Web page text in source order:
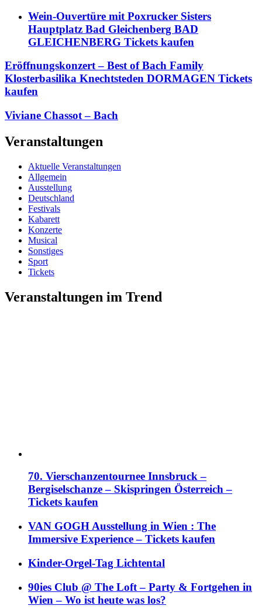
Wein-Ouvertüre mit Poxrucker Sisters
Hauptplatz Bad Gleichenberg BAD
GLEICHENBERG Tickets kaufen
Eröffnungskonzert – Best of Bach Family
Klosterbasilika Knechtsteden DORMAGEN Tickets
kaufen
Viviane Chassot – Bach
Veranstaltungen
Aktuelle Veranstaltungen
Allgemein
Ausstellung
Deutschland
Festivals
Kabarett
Konzerte
Musical
Sonstiges
Sport
Tickets
Veranstaltungen im Trend
70. Vierschanzentournee Innsbruck –
Bergiselschanze – Skispringen Österreich –
Tickets kaufen
VAN GOGH Ausstellung in Wien : The
Immersive Experience – Tickets kaufen
Kinder-Orgel-Tag Lichtental
90ies Club @ The Loft – Party & Fortgehen in
Wien – Wo ist heute was los?